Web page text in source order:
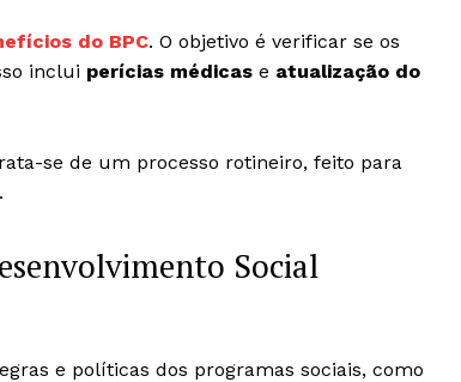
do BPC. O objetivo é verificar se os
inclui perícias médicas e atualização do
se de um processo rotineiro, feito para
Social
e políticas dos programas sociais, como